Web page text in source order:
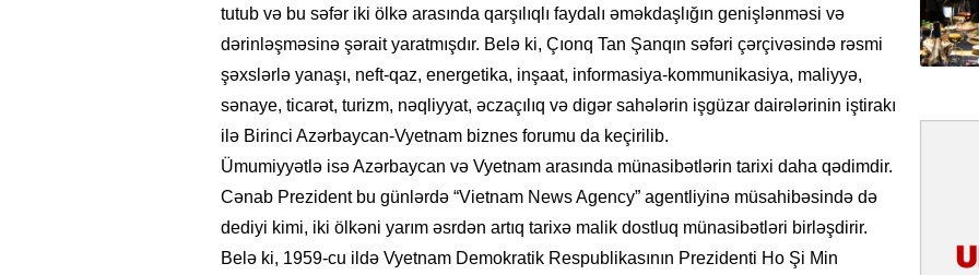
tutub və bu səfər iki ölkə arasında qarşılıqlı faydalı əməkdaşlığın genişlənməsi və
dərinləşməsinə şərait yaratmışdır. Belə ki, Çıonq Tan Şanqın səfəri çərçivəsində rəsmi
şəxslərlə yanaşı, neft-qaz, energetika, inşaat, informasiya-kommunikasiya, maliyyə,
sənaye, ticarət, turizm, nəqliyyat, əczaçılıq və digər sahələrin işgüzar dairələrinin iştirakı
ilə Birinci Azərbaycan-Vyetnam biznes forumu da keçirilib.
Ümumiyyətlə isə Azərbaycan və Vyetnam arasında münasibətlərin tarixi daha qədimdir.
Cənab Prezident bu günlərdə “Vietnam News Agency” agentliyinə müsahibəsində də
dediyi kimi, iki ölkəni yarım əsrdən artıq tarixə malik dostluq münasibətləri birləşdirir.
Belə ki, 1959-cu ildə Vyetnam Demokratik Respublikasının Prezidenti Ho Şi Min
Yeni